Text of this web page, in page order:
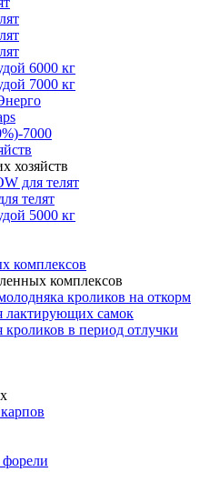
6000 кг
7000 кг
7000
хозяйств
для телят
телят
5000 кг
комплексов
комплексов
кроликов на откорм
лактирующих самок
в период отлучки